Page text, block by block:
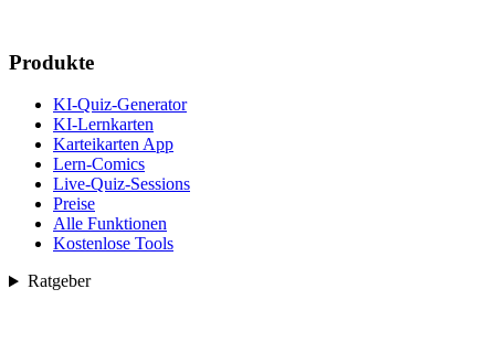
Produkte
KI-Quiz-Generator
KI-Lernkarten
Karteikarten App
Lern-Comics
Live-Quiz-Sessions
Preise
Alle Funktionen
Kostenlose Tools
Ratgeber